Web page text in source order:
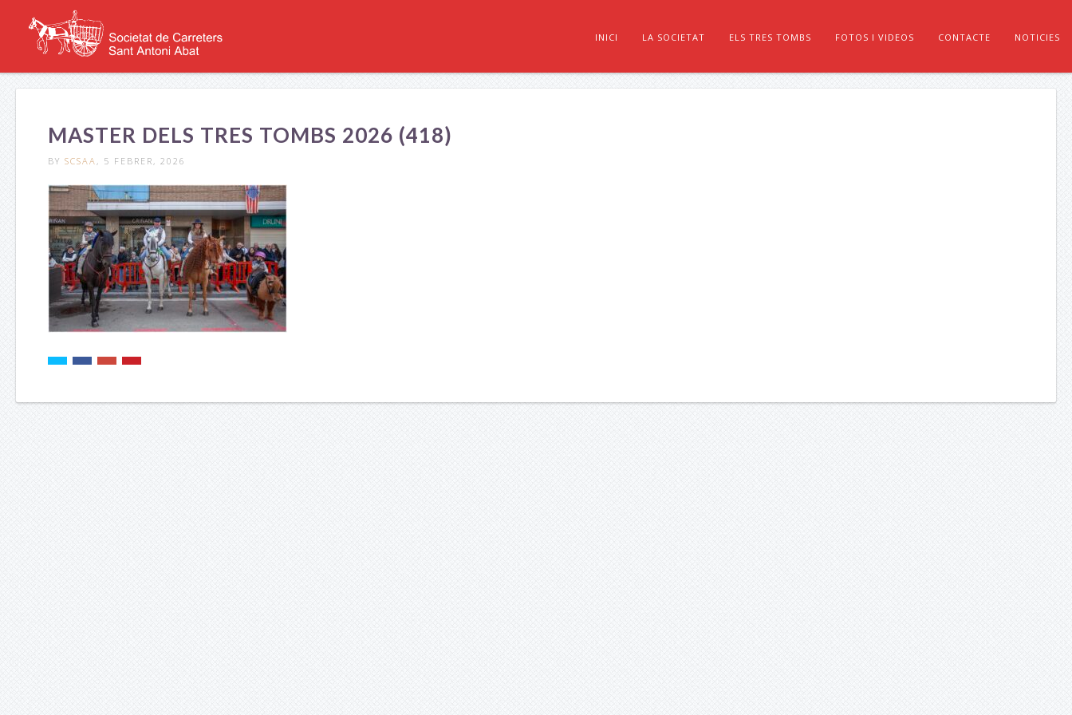
INICI LA SOCIETAT ELS TRES TOMBS FOTOS I VIDEOS CONTACTE NOTICIES
MASTER DELS TRES TOMBS 2026 (418)
BY SCSAA , 5 FEBRER, 2026